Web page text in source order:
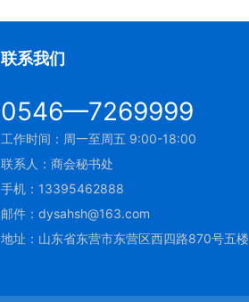
联系我们
0546—7269999
工作时间：周一至周五 9:00-18:00
联系人：商会秘书处
手机：13395462888
邮件：dysahsh@163.com
地址：山东省东营市东营区西四路870号五楼